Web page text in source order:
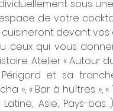
sous
de votre
devant vos
ceux qui vous
Atelier « Autour
et sa
», « Bar à huîtres »,
Latine, Asie, Pays-